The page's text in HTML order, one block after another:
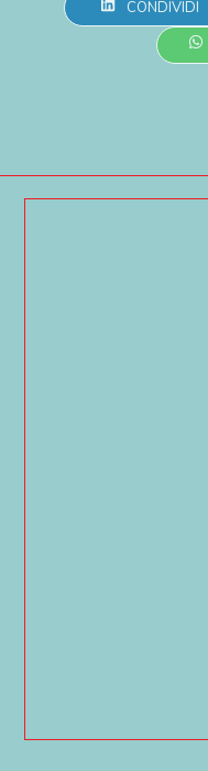
CONDIVIDI